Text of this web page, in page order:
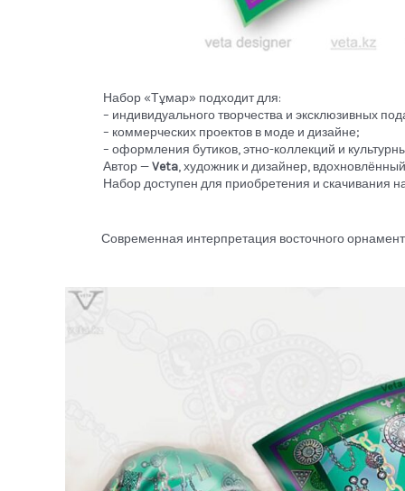
Набор «Тұмар» подходит для:
– индивидуального творчества и эксклюзивных
– коммерческих проектов в моде и дизайне;
– оформления бутиков, этно-коллекций и
Автор —Veta, художник и дизайнер,
Набор доступен для приобретения и скачивания
Современная интерпретация восточного